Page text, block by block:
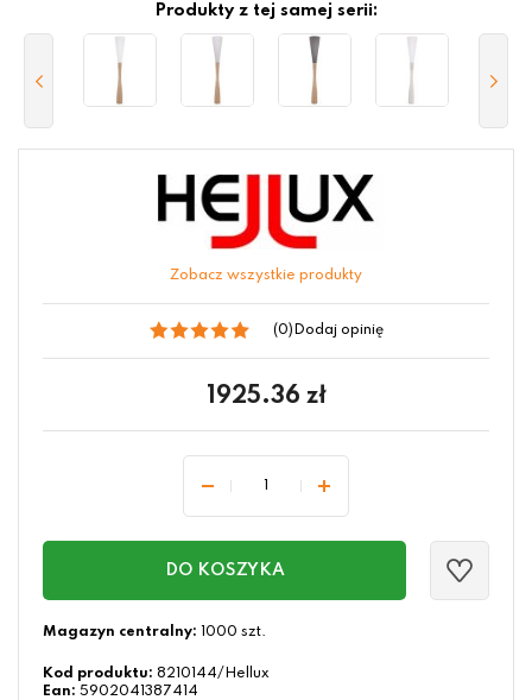
Produkty z tej samej serii:
Zobacz wszystkie produkty
(0) Dodaj opinię
1925.36 zł
DO KOSZYKA
Magazyn centralny: 1000 szt.
Kod produktu: 8210144/Hellux
Ean: 5902041387414